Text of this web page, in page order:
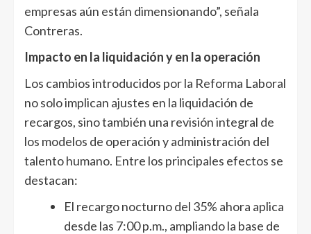
empresas aún están dimensionando”, señala
Contreras.
Impacto en la liquidación y en la operación
Los cambios introducidos por la Reforma Laboral
no solo implican ajustes en la liquidación de
recargos, sino también una revisión integral de
los modelos de operación y administración del
talento humano. Entre los principales efectos se
destacan:
El recargo nocturno del 35% ahora aplica
desde las 7:00 p.m., ampliando la base de